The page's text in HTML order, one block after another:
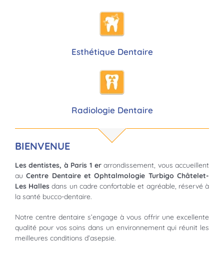
Esthétique Dentaire
Radiologie Dentaire
BIENVENUE
Les dentistes, à Paris 1 erarrondissement, vous accueillent
auCentre Dentaire et Ophtalmologie Turbigo Châtelet-
Les Halles dans un cadre confortable et agréable, réservé à
la santé bucco-dentaire.
Notre centre dentaire s’engage à vous offrir une excellente
qualité pour vos soins dans un environnement qui réunit les
meilleures conditions d’asepsie.